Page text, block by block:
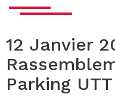
12 Janvier
Parking UTT